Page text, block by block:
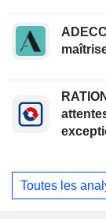
Toutes les